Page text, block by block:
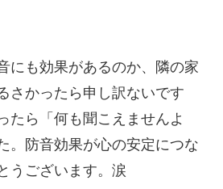
にも効果があるのか、隣の家
さかったら申し訳ないです
たら「何も聞こえませんよ
。防音効果が心の安定につな
うございます。涙